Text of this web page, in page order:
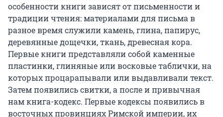
особенности книги зависят от письменности и
традиции чтения: материалами для письма в
разное время служили камень, глина, папирус,
деревянные дощечки, ткань, древесная кора.
Первые книги представляли собой каменные
пластинки, глиняные или восковые таблички, на
которых процарапывали или выдавливали текст.
Затем появились свитки, а после и привычная
нам книга-кодекс. Первые кодексы появились в
восточных провинциях Римской империи, их